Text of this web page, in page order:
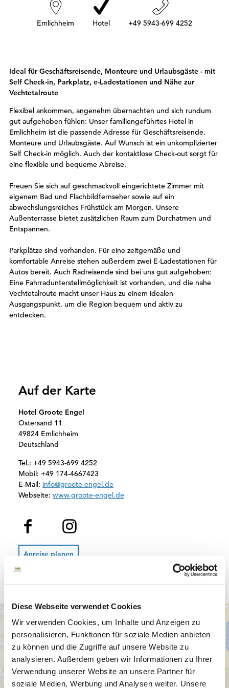
Diese Webseite verwendet Cookies
Wir verwenden Cookies, um Inhalte und Anzeigen zu
personalisieren, Funktionen für soziale Medien anbieten
zu können und die Zugriffe auf unsere Website zu
analysieren. Außerdem geben wir Informationen zu Ihrer
Verwendung unserer Website an unsere Partner für
soziale Medien, Werbung und Analysen weiter. Unsere
Emlichheim Hotel +49 5943-699 4252
Ideal für Geschäftsreisende, Monteure und Urlaubsgäste - mit
Self Check-in, Parkplatz, e-Ladestationen und Nähe zur
Vechtetalroute
Flexibel ankommen, angenehm übernachten und sich rundum
gut aufgehoben fühlen: Unser familiengeführtes Hotel in
Emlichheim ist die passende Adresse für Geschäftsreisende,
Monteure und Urlaubsgäste. Auf Wunsch ist ein unkomplizierter
Self Check-in möglich. Auch der kontaktlose Check-out sorgt für
eine flexible und bequeme Abreise.
Freuen Sie sich auf geschmackvoll eingerichtete Zimmer mit
eigenem Bad und Flachbildfernseher sowie auf ein
abwechslungsreiches Frühstück am Morgen. Unsere
Außenterrasse bietet zusätzlichen Raum zum Durchatmen und
Entspannen.
Parkplätze sind vorhanden. Für eine zeitgemäße und
komfortable Anreise stehen außerdem zwei E-Ladestationen für
Autos bereit. Auch Radreisende sind bei uns gut aufgehoben:
Eine Fahrradunterstellmöglichkeit ist vorhanden, und die nahe
Vechtetalroute macht unser Haus zu einem idealen
Ausgangspunkt, um die Region bequem und aktiv zu
entdecken.
Auf der Karte
Hotel Groote Engel
Ostersand 11
49824 Emlichheim
Deutschland
Tel.: +49 5943-699 4252
Mobil: +49 174-4667423
E-Mail: info@groote-engel.de
Webseite: www.groote-engel.de
F
c
e
o
k
I
n
s
t
a
Anreise planen